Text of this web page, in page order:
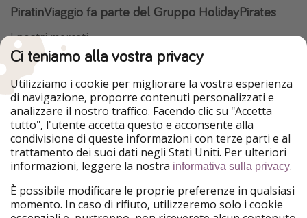
PiratinViaggio fa parte del Gruppo HolidayPirates
I nostri mercati
HolidayPirates
VakantiePiraten
WakacyjniPiraci
Ferienpiraten
Urlaubspiraten
Urlaubspiraten
ViajerosPiratas
TravelPirates
Il nostro gruppo
HolidayPirates Group
Conoscici meglio
Chi siamo
Informazioni legali
Termini d' Uso
Ci teniamo alla vostra privacy
Utilizziamo i cookie per migliorare la vostra esperienza
di navigazione, proporre contenuti personalizzati e
analizzare il nostro traffico. Facendo clic su "Accetta
tutto", l'utente accetta questo e acconsente alla
condivisione di queste informazioni con terze parti e al
trattamento dei suoi dati negli Stati Uniti. Per ulteriori
informazioni, leggere la nostra informativa sulla privacy.
È possibile modificare le proprie preferenze in qualsiasi
momento. In caso di rifiuto, utilizzeremo solo i cookie